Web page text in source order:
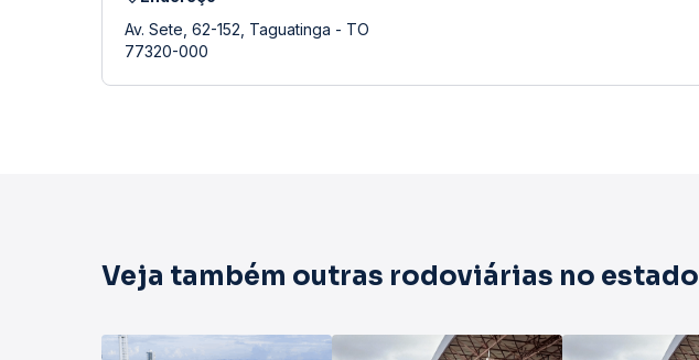
Av. Sete, 62-152, Taguatinga - TO
77320-000
Veja também outras rodoviárias no estado